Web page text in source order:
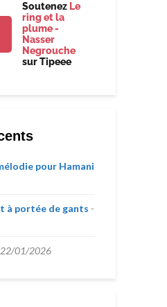
Soutenez Le
ring et la
plume -
Nasser
Negrouche
sur Tipeee
pour Hamani
à portée de gants
22/01/2026